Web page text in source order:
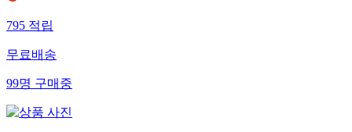
795적립
무료배송
99명구매중